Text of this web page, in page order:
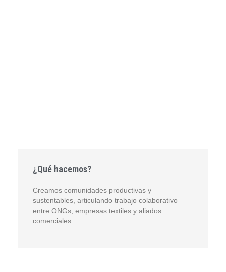
¿Qué hacemos?
Creamos comunidades productivas y
sustentables, articulando trabajo colaborativo
entre ONGs, empresas textiles y aliados
comerciales.